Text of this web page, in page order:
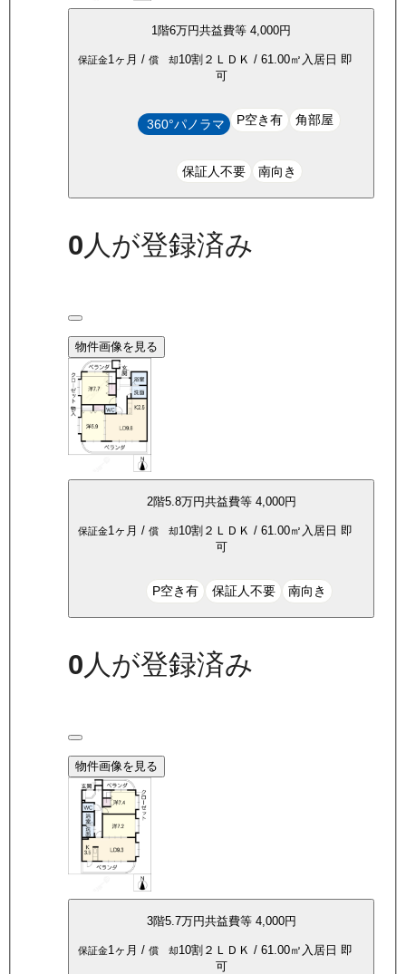
1階6万円共益費等 4,000円
保証金1ヶ月 / 償 却10割 ２ＬＤＫ / 61.00㎡ 入居日 即
可
360°パノラマ P空き有 角部屋
保証人不要 南向き
0 人が登録済み
物件画像を見る
2階5.8万円共益費等 4,000円
保証金1ヶ月 / 償 却10割 ２ＬＤＫ / 61.00㎡ 入居日 即
可
P空き有 保証人不要 南向き
0人が登録済み
物件画像を見る
3階5.7万円共益費等 4,000円
保証金1ヶ月 / 償 却10割 ２ＬＤＫ / 61.00㎡ 入居日 即
可